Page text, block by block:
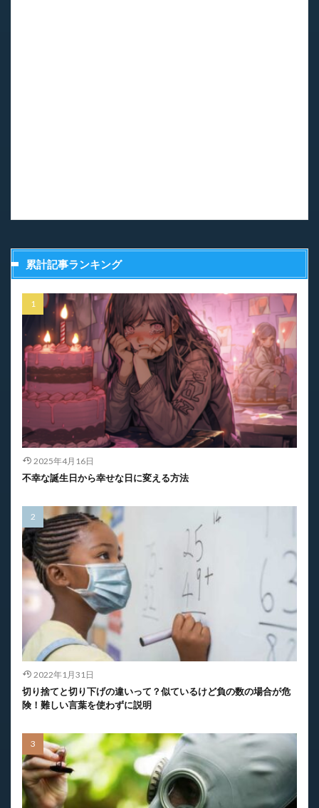
累計記事ランキング
2025年4月16日
不幸な誕生日から幸せな日に変える方法
2022年1月31日
切り捨てと切り下げの違いって？似ているけど負の数の場合が危
険！難しい言葉を使わずに説明